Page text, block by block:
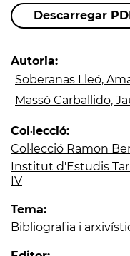
Descarregar
Autoria:
Soberanas Lleó,
Massó Carballido,
Col·lecció:
Col·lecció Ramon
Institut d'Estudis
IV
Tema:
Bibliografia i